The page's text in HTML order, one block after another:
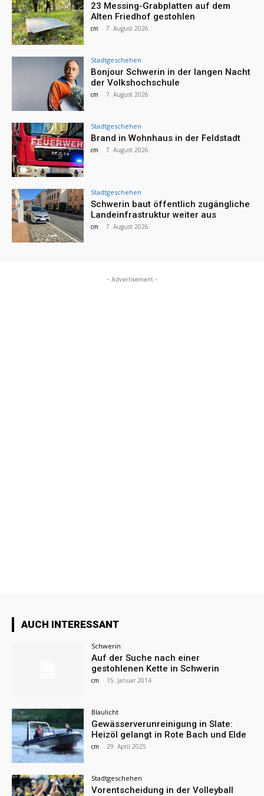
23 Messing-Grabplatten auf dem
Alten Friedhof gestohlen
cm - 7. August 2026
Stadtgeschehen
Bonjour Schwerin in der langen Nacht
der Volkshochschule
cm - 7. August 2026
Stadtgeschehen
Brand in Wohnhaus in der Feldstadt
cm - 7. August 2026
Stadtgeschehen
Schwerin baut öffentlich zugängliche
Landeinfrastruktur weiter aus
cm - 7. August 2026
- Advertisement -
AUCH INTERESSANT
Schwerin
Auf der Suche nach einer
gestohlenen Kette in Schwerin
cm - 15. Januar 2014
Blaulicht
Gewässerverunreinigung in Slate:
Heizöl gelangt in Rote Bach und Elde
cm - 29. April 2025
Stadtgeschehen
Vorentscheidung in der Volleyball